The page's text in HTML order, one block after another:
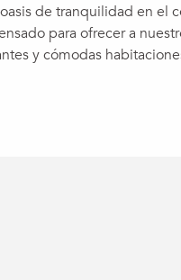
de tranquilidad en el
para ofrecer a
y cómodas